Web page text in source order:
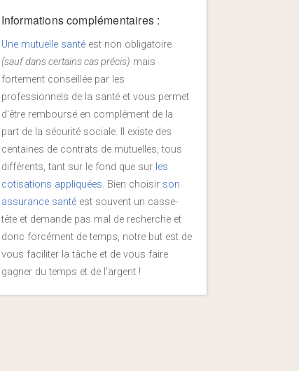
Informations complémentaires :
Une mutuelle santéest non obligatoire
(sauf dans certains cas précis) mais
fortement conseillée par les
professionnels de la santé et vous permet
d'être remboursé en complément de la
part de la sécurité sociale. Il existe des
centaines de contrats de mutuelles, tous
différents, tant sur le fond que sur les
cotisations appliquées. Bien choisir son
assurance santéest souvent un casse-
tête et demande pas mal de recherche et
donc forcément de temps, notre but est de
vous faciliter la tâche et de vous faire
gagner du temps et de l'argent !